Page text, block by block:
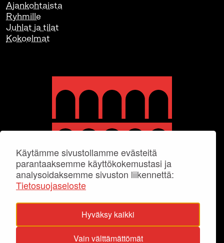
Käytämme sivustollamme evästeitä
parantaaksemme käyttökokemustasi ja
analysoidaksemme sivuston liikennettä:
Tietosuojaseloste
Hyväksy kaikki
Vain välttämättömät
Ajankohtaista
Ryhmille
Juhlat ja tilat
Kokoelmat